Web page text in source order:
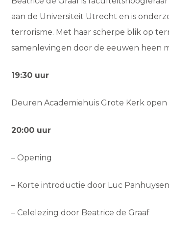
aan de Universiteit Utrecht en is
terrorisme. Met haar scherpe blik op
samenlevingen door de eeuwen heen
19:30 uur
Deuren Academiehuis Grote Kerk open
20:00 uur
– Opening
– Korte introductie door Luc Panhuysen
– Celelezing door Beatrice de Graaf